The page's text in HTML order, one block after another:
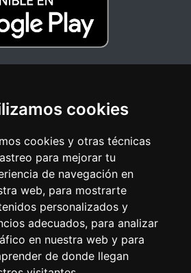
cookies
cookies y otras técnicas
para mejorar tu
de navegación en
web, para mostrarte
personalizados y
adecuados, para analizar
en nuestra web y para
de donde llegan
y no relacionada con ninguna organización o
competiciones, marcas comerciales y
página de resultados de ciclismo son
No tenemos afiliación, patrocinio ni
comerciales. Toda la información proporcionada
con fines informativos y para la
Cualquier uso de nombres, marcas